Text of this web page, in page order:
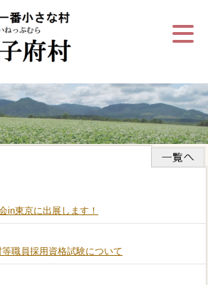
in­東京に出展­します！
職員採用資格試験について